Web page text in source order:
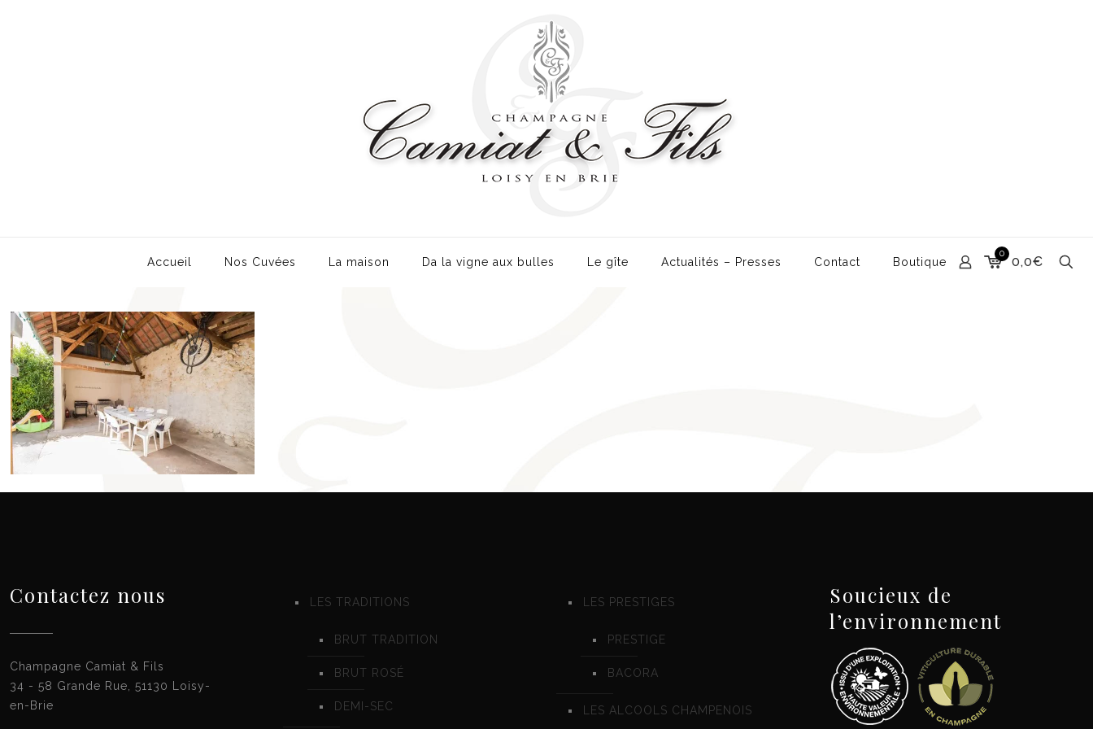
Accueil Nos Cuvées La maison Da la vigne aux bulles Le gîte Actualités – Presses Contact Boutique
0
0,0€
Contactez nous
Champagne Camiat & Fils
34 - 58 Grande Rue, 51130 Loisy-
en-Brie
LES TRADITIONS
BRUT TRADITION
BRUT ROSÉ
DEMI-SEC
LES PRESTIGES
PRESTIGE
BACORA
LES ALCOOLS CHAMPENOIS
Soucieux de
l’environnement